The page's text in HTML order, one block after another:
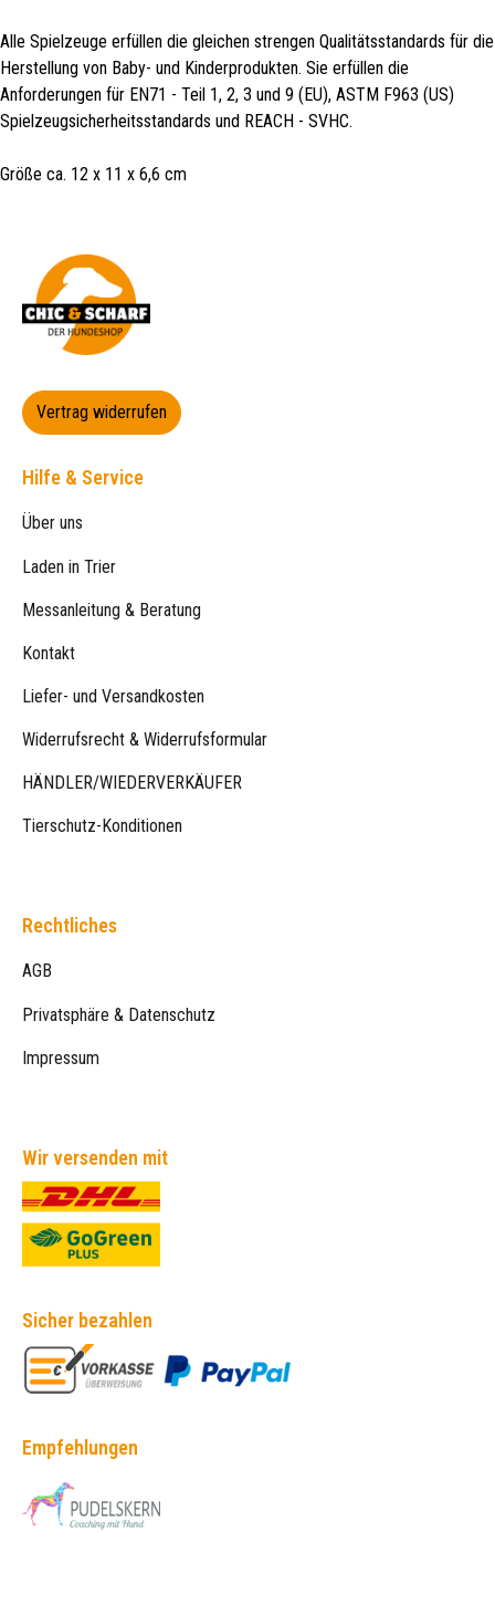
Alle Spielzeuge erfüllen die gleichen strengen Qualitätsstandards für die
Herstellung von Baby- und Kinderprodukten. Sie erfüllen die
Anforderungen für EN71 - Teil 1, 2, 3 und 9 (EU), ASTM F963 (US)
Spielzeugsicherheitsstandards und REACH - SVHC.
Größe ca. 12 x 11 x 6,6 cm
Vertrag widerrufen
Hilfe & Service
Über uns
Laden in Trier
Messanleitung & Beratung
Kontakt
Liefer- und Versandkosten
Widerrufsrecht & Widerrufsformular
HÄNDLER/WIEDERVERKÄUFER
Tierschutz-Konditionen
Rechtliches
AGB
Privatsphäre & Datenschutz
Impressum
Wir versenden mit
Sicher bezahlen
Empfehlungen